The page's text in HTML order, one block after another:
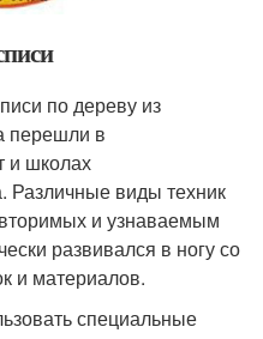
по дереву из
перешли в
и школах
Различные виды техник
и узнаваемым
развивался в ногу со
и материалов.
специальные